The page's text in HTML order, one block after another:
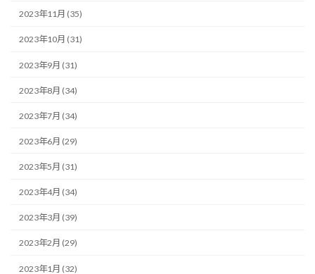
2023年11月 (35)
2023年10月 (31)
2023年9月 (31)
2023年8月 (34)
2023年7月 (34)
2023年6月 (29)
2023年5月 (31)
2023年4月 (34)
2023年3月 (39)
2023年2月 (29)
2023年1月 (32)